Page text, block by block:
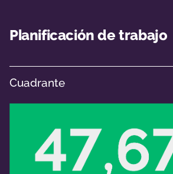
Planificación de trabajo
Cuadrante